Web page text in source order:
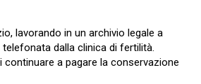
lavorando in un archivio legale a
dalla clinica di fertilità.
a pagare la conservazione